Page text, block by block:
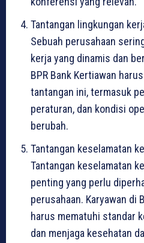
Tantangan lingkungan
Sebuah perusahaan
kerja yang dinamis dan
BPR Bank Kertiawan
tantangan ini, termasuk
peraturan, dan kondisi
berubah.
Tantangan keselamatan
Tantangan keselamatan
penting yang perlu
perusahaan. Karyawan di
harus mematuhi standar
dan menjaga kesehatan